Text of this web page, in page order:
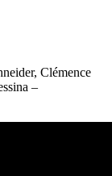
Clémence
–